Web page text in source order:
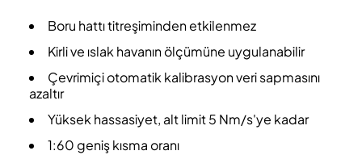
Boru hattı titreşiminden etkilenmez
Kirli ve ıslak havanın ölçümüne uygulanabilir
Çevrimiçi otomatik kalibrasyon veri sapmasını
azaltır
Yüksek hassasiyet, alt limit 5 Nm/s'ye kadar
1:60 geniş kısma oranı